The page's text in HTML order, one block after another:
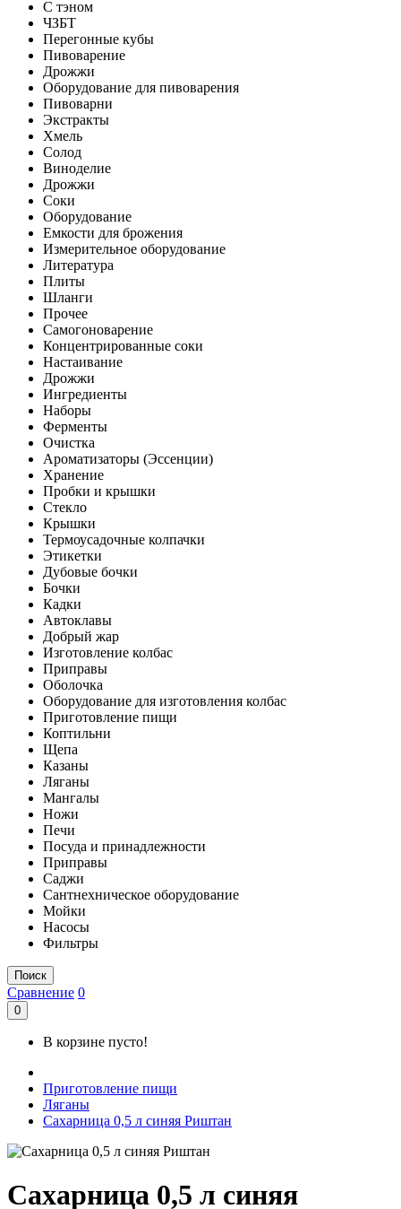
С тэном
ЧЗБТ
Перегонные кубы
Пивоварение
Дрожжи
Оборудование для пивоварения
Пивоварни
Экстракты
Хмель
Солод
Виноделие
Дрожжи
Соки
Оборудование
Емкости для брожения
Измерительное оборудование
Литература
Плиты
Шланги
Прочее
Самогоноварение
Концентрированные соки
Настаивание
Дрожжи
Ингредиенты
Наборы
Ферменты
Очистка
Ароматизаторы (Эссенции)
Хранение
Пробки и крышки
Стекло
Крышки
Термоусадочные колпачки
Этикетки
Дубовые бочки
Бочки
Кадки
Автоклавы
Добрый жар
Изготовление колбас
Приправы
Оболочка
Оборудование для изготовления колбас
Приготовление пищи
Коптильни
Щепа
Казаны
Ляганы
Мангалы
Ножи
Печи
Посуда и принадлежности
Приправы
Саджи
Сантнехническое оборудование
Мойки
Насосы
Фильтры
Поиск
Сравнение 0
0
В корзине пусто!
Приготовление пищи
Ляганы
Сахарница 0,5 л синяя Риштан
Сахарница 0,5 л синяя